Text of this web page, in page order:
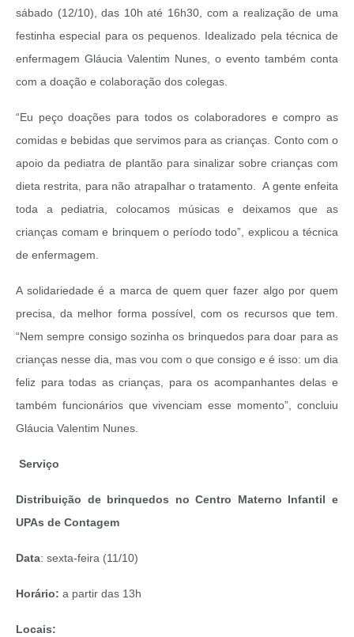
sábado (12/10), das 10h até 16h30, com a realização de uma
festinha especial para os pequenos. Idealizado pela técnica de
enfermagem Gláucia Valentim Nunes, o evento também conta
com a doação e colaboração dos colegas.
“Eu peço doações para todos os colaboradores e compro as
comidas e bebidas que servimos para as crianças. Conto com o
apoio da pediatra de plantão para sinalizar sobre crianças com
dieta restrita, para não atrapalhar o tratamento. A gente enfeita
toda a pediatria, colocamos músicas e deixamos que as
crianças comam e brinquem o período todo”, explicou a técnica
de enfermagem.
A solidariedade é a marca de quem quer fazer algo por quem
precisa, da melhor forma possível, com os recursos que tem.
“Nem sempre consigo sozinha os brinquedos para doar para as
crianças nesse dia, mas vou com o que consigo e é isso: um dia
feliz para todas as crianças, para os acompanhantes delas e
também funcionários que vivenciam esse momento”, concluiu
Gláucia Valentim Nunes.
Serviço
Distribuição de brinquedos no Centro Materno Infantil e
UPAs de Contagem
Data: sexta-feira (11/10)
Horário: a partir das 13h
Locais: